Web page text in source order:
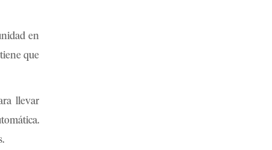
en
que
llevar